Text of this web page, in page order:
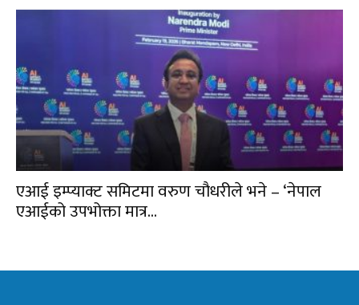
एआई इम्प्याक्ट समिटमा वरुण चौधरीले भने – ‘नेपाल
एआईको उपभोक्ता मात्र...